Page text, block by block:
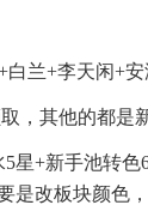
白兰+李天闲+
，其他的都是
星+新手池转
是改板块颜色